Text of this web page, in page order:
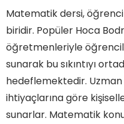
Matematik dersi,
biridir. Popüler Hoca
öğretmenleriyle
sunarak bu sıkıntıyı
hedeflemektedir.
ihtiyaçlarına göre
sunarlar. Matematik